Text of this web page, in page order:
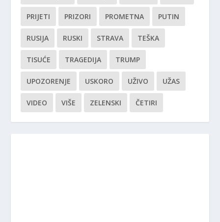
PRIJETI PRIZORI PROMETNA PUTIN
RUSIJA RUSKI STRAVA TEŠKA
TISUĆE TRAGEDIJA TRUMP
UPOZORENJE USKORO UŽIVO UŽAS
VIDEO VIŠE ZELENSKI ČETIRI